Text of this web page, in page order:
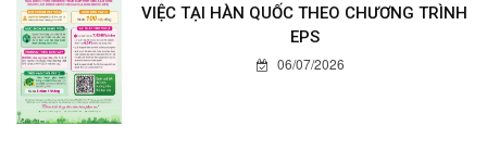
VIỆC TẠI HÀN QUỐC THEO CHƯƠNG TRÌNH
EPS
06/07/2026